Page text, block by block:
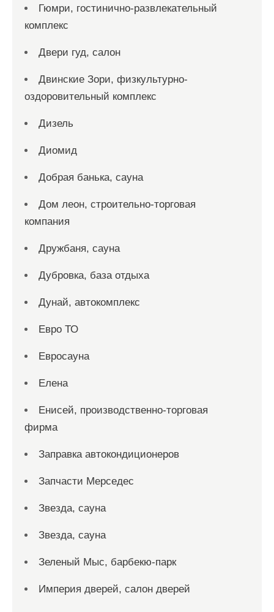
Гюмри, гостинично-развлекательный
комплекс
Двери гуд, салон
Двинские Зори, физкультурно-
оздоровительный комплекс
Дизель
Диомид
Добрая банька, сауна
Дом леон, строительно-торговая
компания
Дружбаня, сауна
Дубровка, база отдыха
Дунай, автокомплекс
Евро ТО
Евросауна
Елена
Енисей, производственно-торговая
фирма
Заправка автокондиционеров
Запчасти Мерседес
Звезда, сауна
Звезда, сауна
Зеленый Мыс, барбекю-парк
Империя дверей, салон дверей